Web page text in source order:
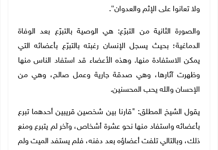
ولا تعانوا على الإثم والعدوان}
.
والصورة الثانية من التبرّع: هي الوصية بالتبرّع بعد الوفاة
الدماغية؛ بحيث يسجل الإنسان رغبته بالتبرّع بأعضائه التي
يمكن الاستفادة منها. وهذه الأعضاء قد استفاد الناس منها
وظهرت آثارها، وهي صدقة جارية وعمل صالح، وهي من
الإحسان والله يحب المحسنين.
يقول الشيخ المطلق: "قارنا بين شخصين قريبين أحدهما تبرع
بأعضائه واستفاد منها نحو عشرة أشخاص، وآخر لم يتبرع ومنع
ذلك، وبالتالي تلفت أعضاؤه بعد دفنه، فلم يستفد الميت ولم